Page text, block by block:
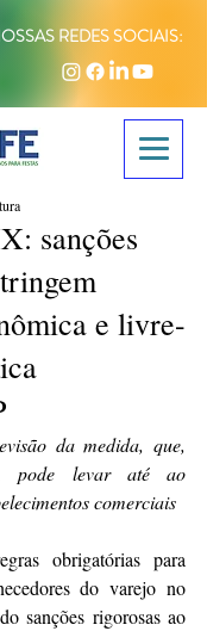
REDES SOCIAIS:
sanções
e livre-
da medida, que,
pode levar até ao
comerciais
obrigatórias para
do varejo no
sanções rigorosas ao